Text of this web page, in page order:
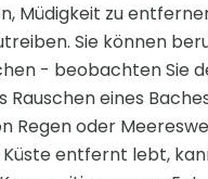
Müdigkeit zu
Sie können
- beobachten Sie
Rauschen eines
Regen oder
entfernt lebt,